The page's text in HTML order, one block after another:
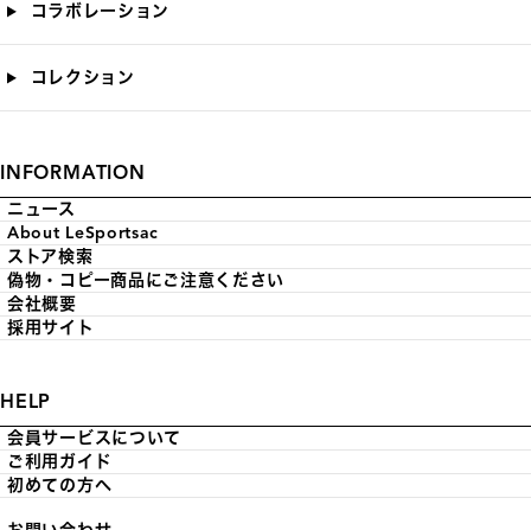
コラボレーション
コレクション
INFORMATION
ニュース
About LeSportsac
ストア検索
偽物・コピー商品にご注意ください
会社概要
採用サイト
HELP
会員サービスについて
ご利用ガイド
初めての方へ